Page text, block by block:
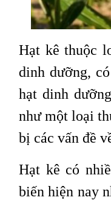
Hạt kê thuộc
dinh dưỡng,
hạt dinh
như một loại
bị các vấn đề
Hạt kê có
biến hiện nay